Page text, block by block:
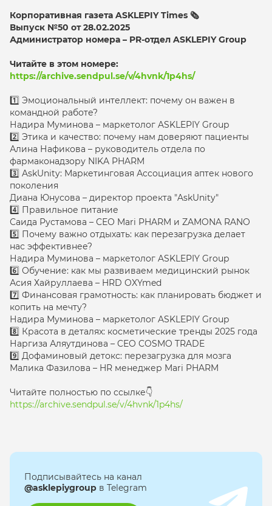
Корпоративная газета ASKLEPIY Times 🗞
Выпуск №50 от 28.02.2025
Администратор номера – PR-отдел ASKLEPIY Group
Читайте в этом номере:
https://archive.sendpul.se/v/4hvnk/1p4hs/
1️⃣ Эмоциональный интеллект: почему он важен в
командной работе?
Надира Муминова – маркетолог ASKLEPIY Group
2️⃣ Этика и качество: почему нам доверяют пациенты
Алина Нафикова – руководитель отдела по
фармаконадзору NIKA PHARM
3️⃣ AskUnity: Маркетинговая Ассоциация аптек нового
поколения
Диана Юнусова – директор проекта "AskUnity"
4️⃣ Правильное питание
Саида Рустамова – СЕО Mari PHARM и ZAMONA RANO
5️⃣ Почему важно отдыхать: как перезагрузка делает
нас эффективнее?
Надира Муминова – маркетолог ASKLEPIY Group
6️⃣ Обучение: как мы развиваем медицинский рынок
Асия Хайруллаева – HRD OXYmed
7️⃣ Финансовая грамотность: как планировать бюджет и
копить на мечту?
Надира Муминова – маркетолог ASKLEPIY Group
8️⃣ Красота в деталях: косметические тренды 2025 года
Наргиза Аляутдинова – CEO COSMO TRADE
9️⃣ Дофаминовый детокс: перезагрузка для мозга
Малика Фазилова – HR менеджер Mari PHARM
Читайте полностью по ссылке👇
https://archive.sendpul.se/v/4hvnk/1p4hs/
Подписывайтесь на канал
@asklepiygroup в Telegram